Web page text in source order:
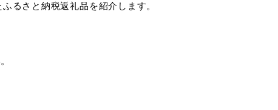
るさと納税返礼品を紹介します。